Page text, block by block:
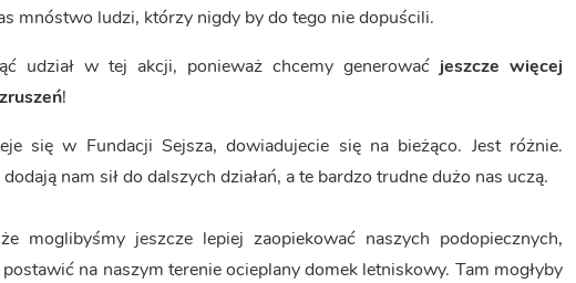
mnóstwo ludzi, którzy nigdy by do tego nie dopuścili.
udział w tej akcji, ponieważ chcemy generować jeszcze więcej
!
się w Fundacji Sejsza, dowiadujecie się na bieżąco. Jest różnie.
nam sił do dalszych działań, a te bardzo trudne dużo nas uczą.
moglibyśmy jeszcze lepiej zaopiekować naszych podopiecznych,
na naszym terenie ocieplany domek letniskowy. Tam mogłyby